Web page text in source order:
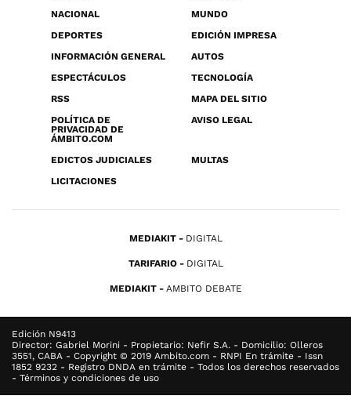
NACIONAL
MUNDO
DEPORTES
EDICIÓN IMPRESA
INFORMACIÓN GENERAL
AUTOS
ESPECTÁCULOS
TECNOLOGÍA
RSS
MAPA DEL SITIO
POLÍTICA DE
PRIVACIDAD DE
ÁMBITO.COM
AVISO LEGAL
EDICTOS JUDICIALES
MULTAS
LICITACIONES
MEDIAKIT DIGITAL
TARIFARIO DIGITAL
MEDIAKIT AMBITO DEBATE
Edición N9413
Director: Gabriel Morini - Propietario: Nefir S.A. - Domicilio: Olleros
3551, CABA - Copyright © 2019 Ambito.com - RNPI En trámite - Issn
1852 9232 - Registro DNDA en trámite - Todos los derechos reservados
- Términos y condiciones de uso